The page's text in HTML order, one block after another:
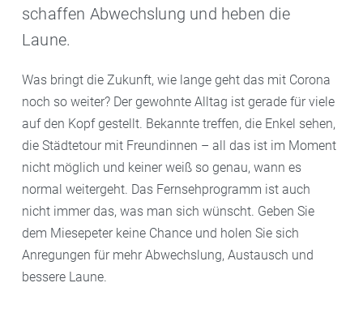
schaffen Abwechslung und heben die
Laune.
Was bringt die Zukunft, wie lange geht das mit Corona
noch so weiter? Der gewohnte Alltag ist gerade für viele
auf den Kopf gestellt. Bekannte treffen, die Enkel sehen,
die Städtetour mit Freundinnen – all das ist im Moment
nicht möglich und keiner weiß so genau, wann es
normal weitergeht. Das Fernsehprogramm ist auch
nicht immer das, was man sich wünscht. Geben Sie
dem Miesepeter keine Chance und holen Sie sich
Anregungen für mehr Abwechslung, Austausch und
bessere Laune.